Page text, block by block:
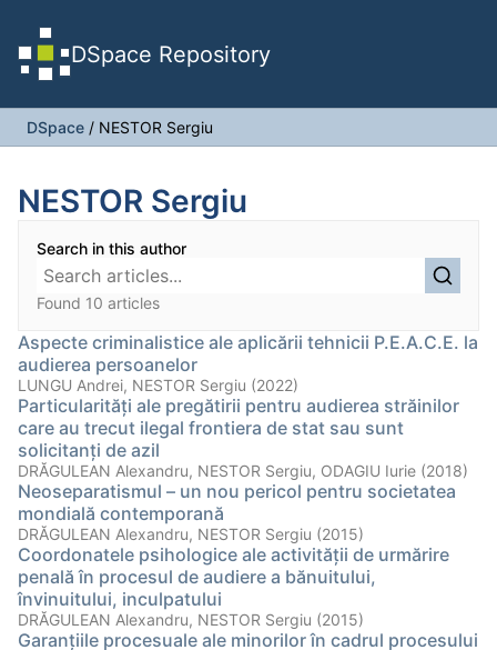
DSpace Repository
DSpace / NESTOR Sergiu
NESTOR Sergiu
Search in this author
Found 10 articles
Aspecte criminalistice ale aplicării tehnicii P.E.A.C.E. la
audierea persoanelor
LUNGU Andrei, NESTOR Sergiu (2022)
Particularităţi ale pregătirii pentru audierea străinilor
care au trecut ilegal frontiera de stat sau sunt
solicitanţi de azil
DRĂGULEAN Alexandru, NESTOR Sergiu, ODAGIU Iurie (2018)
Neoseparatismul – un nou pericol pentru societatea
mondială contemporană
DRĂGULEAN Alexandru, NESTOR Sergiu (2015)
Coordonatele psihologice ale activităţii de urmărire
penală în procesul de audiere a bănuitului,
învinuitului, inculpatului
DRĂGULEAN Alexandru, NESTOR Sergiu (2015)
Garanţiile procesuale ale minorilor în cadrul procesului